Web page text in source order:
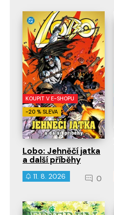
KOUPIT V E-SHOPU
-20 % SLEVA
Lobo: Jehněčí jatka
a další příběhy
11. 8. 2026 0